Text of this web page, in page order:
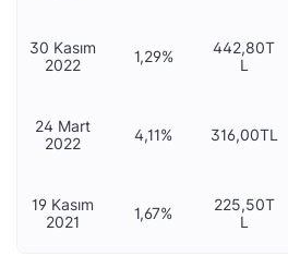
30 Kasım
2022
1,29%
442,80T
L
24 Mart
2022
4,11% 316,00TL
19 Kasım
2021
1,67%
225,50T
L